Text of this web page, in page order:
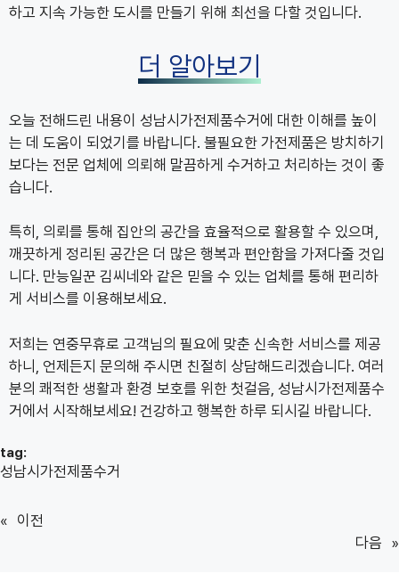
하고 지속 가능한 도시를 만들기 위해 최선을 다할 것입니다.
더 알아보기
오늘 전해드린 내용이 성남시가전제품수거에 대한 이해를 높이
는 데 도움이 되었기를 바랍니다. 불필요한 가전제품은 방치하기
보다는 전문 업체에 의뢰해 말끔하게 수거하고 처리하는 것이 좋
습니다.
특히, 의뢰를 통해 집안의 공간을 효율적으로 활용할 수 있으며,
깨끗하게 정리된 공간은 더 많은 행복과 편안함을 가져다줄 것입
니다. 만능일꾼 김씨네와 같은 믿을 수 있는 업체를 통해 편리하
게 서비스를 이용해보세요.
저희는 연중무휴로 고객님의 필요에 맞춘 신속한 서비스를 제공
하니, 언제든지 문의해 주시면 친절히 상담해드리겠습니다. 여러
분의 쾌적한 생활과 환경 보호를 위한 첫걸음, 성남시가전제품수
거에서 시작해보세요! 건강하고 행복한 하루 되시길 바랍니다.
tag:
성남시가전제품수거
« 이전
다음 »